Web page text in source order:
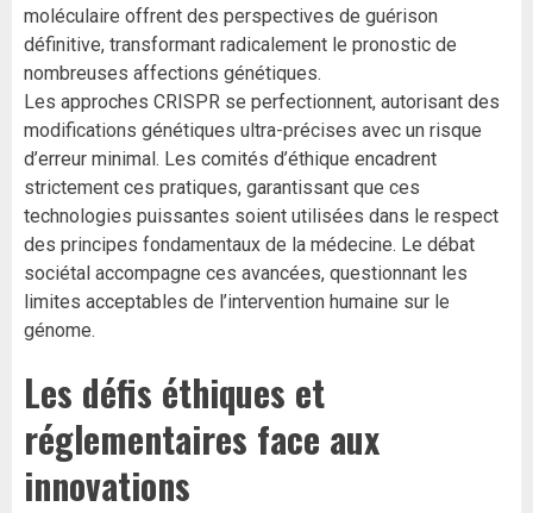
moléculaire offrent des perspectives de guérison
définitive, transformant radicalement le pronostic de
nombreuses affections génétiques.
Les approches CRISPR se perfectionnent, autorisant des
modifications génétiques ultra-précises avec un risque
d’erreur minimal. Les comités d’éthique encadrent
strictement ces pratiques, garantissant que ces
technologies puissantes soient utilisées dans le respect
des principes fondamentaux de la médecine. Le débat
sociétal accompagne ces avancées, questionnant les
limites acceptables de l’intervention humaine sur le
génome.
Les défis éthiques et
réglementaires face aux
innovations